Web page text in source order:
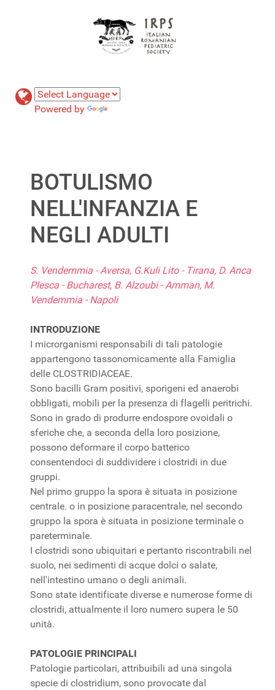
Powered by
BOTULISMO
NELL'INFANZIA E
NEGLI ADULTI
S. Vendemmia - Aversa, G.Kuli Lito - Tirana, D. Anca
Plesca - Bucharest, B. Alzoubi - Amman, M.
Vendemmia - Napoli
INTRODUZIONE
I microrganismi responsabili di tali patologie
appartengono tassonomicamente alla Famiglia
delle CLOSTRIDIACEAE.
Sono bacilli Gram positivi, sporigeni ed anaerobi
obbligati, mobili per la presenza di flagelli peritrichi.
Sono in grado di produrre endospore ovoidali o
sferiche che, a seconda della loro posizione,
possono deformare il corpo batterico
consentendoci di suddividere i clostridi in due
gruppi.
Nel primo gruppo la spora è situata in posizione
centrale. o in posizione paracentrale, nel secondo
gruppo la spora è situata in posizione terminale o
pareterminale.
I clostridi sono ubiquitari e pertanto riscontrabili nel
suolo, nei sedimenti di acque dolci o salate,
nell'intestino umano o degli animali.
Sono state identificate diverse e numerose forme di
clostridi, attualmente il loro numero supera le 50
unità.
PATOLOGIE PRINCIPALI
Patologie particolari, attribuibili ad una singola
specie di clostridium, sono provocate dal